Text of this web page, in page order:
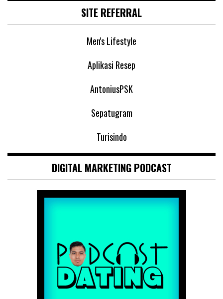
SITE REFERRAL
Men's Lifestyle
Aplikasi Resep
AntoniusPSK
Sepatugram
Turisindo
DIGITAL MARKETING PODCAST